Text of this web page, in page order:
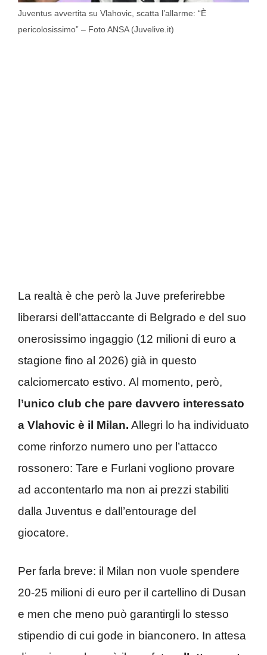
Juventus avvertita su Vlahovic, scatta l’allarme: “È
pericolosissimo” – Foto ANSA (Juvelive.it)
La realtà è che però la Juve preferirebbe
liberarsi dell’attaccante di Belgrado e del suo
onerosissimo ingaggio (12 milioni di euro a
stagione fino al 2026) già in questo
calciomercato estivo. Al momento, però,
l’unico club che pare davvero interessato
a Vlahovic è il Milan. Allegri lo ha individuato
come rinforzo numero uno per l’attacco
rossonero: Tare e Furlani vogliono provare
ad accontentarlo ma non ai prezzi stabiliti
dalla Juventus e dall’entourage del
giocatore.
Per farla breve: il Milan non vuole spendere
20-25 milioni di euro per il cartellino di Dusan
e men che meno può garantirgli lo stesso
stipendio di cui gode in bianconero. In attesa